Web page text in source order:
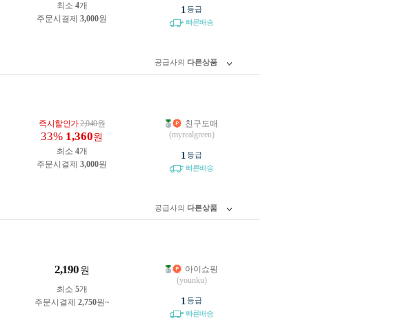
최소 4개
주문시결제 3,000원
1 등급
빠른배송
공급사의 다른상품
즉시할인가2,040원
33% 1,360원
최소 4개
주문시결제 3,000원
친구도매
(myrealgreen)
1 등급
빠른배송
공급사의 다른상품
2,190 원
최소 5개
주문시결제 2,750원~
아이쇼핑
(younku)
1 등급
빠른배송